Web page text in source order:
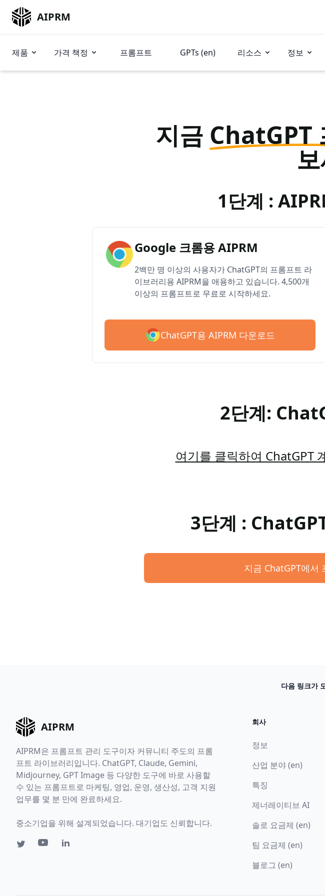
AIPRM
제품 가격 책정 프롬프트 GPTs (en) 리소스 정보
지금 ChatGPT
1단계 :
Google 크롬용 AIPRM
2백만 명 이상의 사용자가 ChatGPT의 프롬프트 라
이브러리용 AIPRM을 애용하고 있습니다. 4,500개
이상의 프롬프트로 무료로 시작하세요.
ChatGPT용 AIPRM 다운로드
2단계:
여기를 클릭하여 ChatGPT
3단계 :
지금 ChatGPT에서
다음 링크가
AIPRM
AIPRM은 프롬프트 관리 도구이자 커뮤니티 주도의 프롬
프트 라이브러리입니다. ChatGPT, Claude, Gemini,
Midjourney, GPT Image 등 다양한 도구에 바로 사용할
수 있는 프롬프트로 마케팅, 영업, 운영, 생산성, 고객 지원
업무를 몇 분 만에 완료하세요.
중소기업을 위해 설계되었습니다. 대기업도 신뢰합니다.
회사
정보
산업 분야 (en)
특징
제너레이티브 AI
솔로 요금제 (en)
팀 요금제 (en)
블로그 (en)